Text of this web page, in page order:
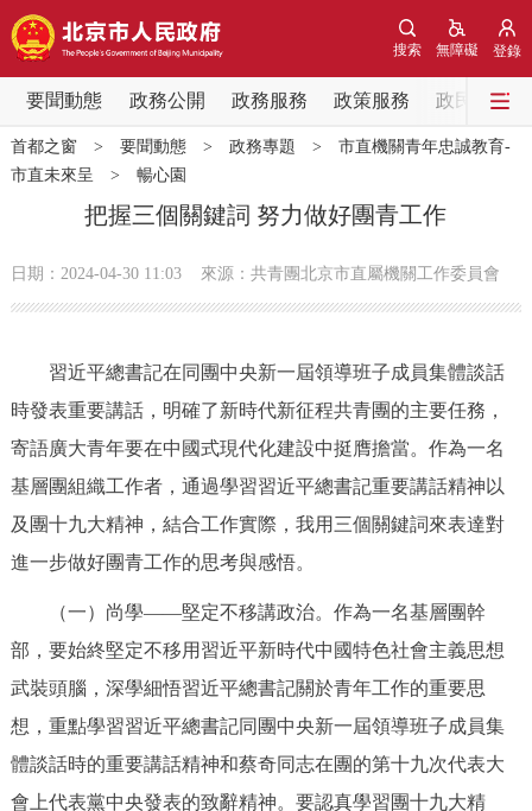
登錄
無障礙
搜索
要聞動態 政務公開 政務服務 政策服務 政民互動
要聞動態
黨中央精神 國務院資訊 中央部委動態
北京要聞 會議資訊 部門動態
各區熱點
市領導 機構職能 政策服務
政策兌現 政策解讀 回應關切
決策公開 專題公開
政務服務
個人服務 法人服務 部門服務
便民服務 利企服務 投資項目
首都之窗> 要聞動態> 政務專題 > 市直機關青年忠誠教育-
市直未來呈 > 暢心園
把握三個關鍵詞 努力做好團青工作
日期：2024-04-30 11:03 來源：共青團北京市直屬機關工作委員會
習近平總書記在同團中央新一屆領導班子成員集體談話
時發表重要講話，明確了新時代新征程共青團的主要任務，
寄語廣大青年要在中國式現代化建設中挺膺擔當。作為一名
基層團組織工作者，通過學習習近平總書記重要講話精神以
及團十九大精神，結合工作實際，我用三個關鍵詞來表達對
進一步做好團青工作的思考與感悟。
（一）尚學——堅定不移講政治。作為一名基層團幹
部，要始終堅定不移用習近平新時代中國特色社會主義思想
武裝頭腦，深學細悟習近平總書記關於青年工作的重要思
想，重點學習習近平總書記同團中央新一屆領導班子成員集
體談話時的重要講話精神和蔡奇同志在團的第十九次代表大
會上代表黨中央發表的致辭精神。要認真學習團十九大精